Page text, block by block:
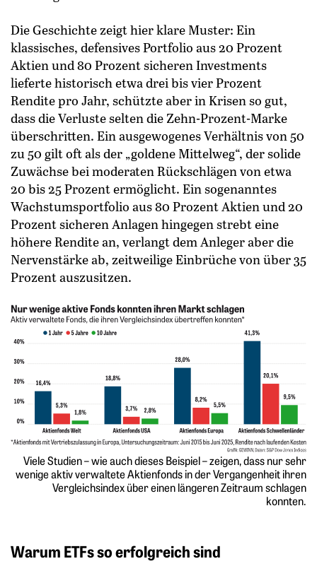
Die Geschichte zeigt hier klare Muster: Ein
klassisches, defensives Portfolio aus 20 Prozent
Aktien und 80 Prozent sicheren Investments
lieferte historisch etwa drei bis vier Prozent
Rendite pro Jahr, schützte aber in Krisen so gut,
dass die Verluste selten die Zehn-Prozent-Marke
überschritten. Ein ausgewogenes Verhältnis von 50
zu 50 gilt oft als der „goldene Mittelweg“, der solide
Zuwächse bei moderaten Rückschlägen von etwa
20 bis 25 Prozent ermöglicht. Ein sogenanntes
Wachstumsportfolio aus 80 Prozent Aktien und 20
Prozent sicheren Anlagen hingegen strebt eine
höhere Rendite an, verlangt dem Anleger aber die
Nervenstärke ab, zeitweilige Einbrüche von über 35
Prozent auszusitzen.
Viele Studien – wie auch dieses Beispiel – zeigen, dass nur sehr
wenige aktiv verwaltete Aktienfonds in der Vergangenheit ihren
Vergleichsindex über einen längeren Zeitraum schlagen
konnten.
Warum ETFs so erfolgreich sind